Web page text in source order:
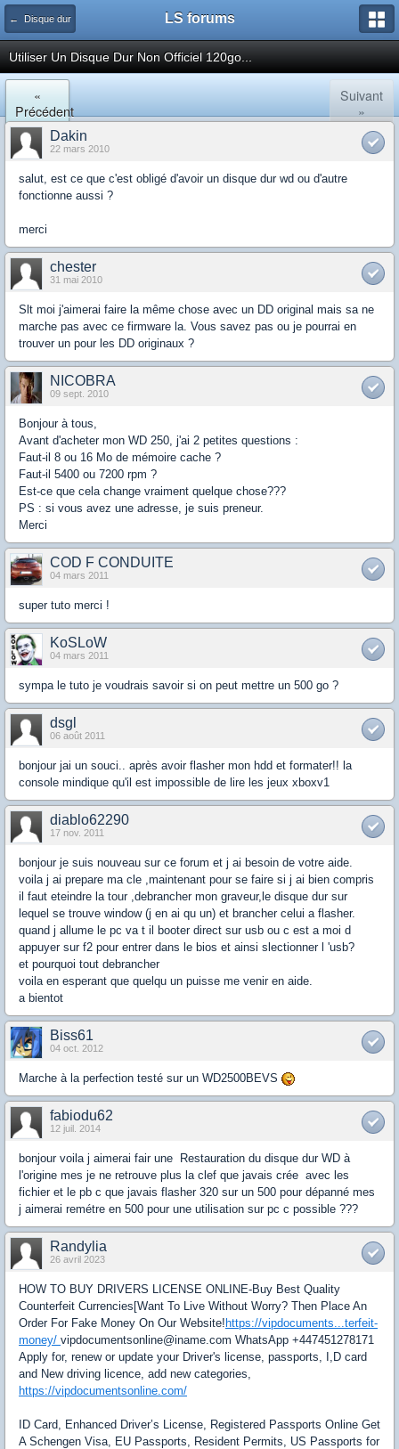
← Disque dur LS forums
Utiliser Un Disque Dur Non Officiel 120go...
«
Précédent
Suivant
»
Dakin
22 mars 2010
salut, est ce que c'est obligé d'avoir un disque dur wd ou d'autre
fonctionne aussi ?
merci
chester
31 mai 2010
Slt moi j'aimerai faire la même chose avec un DD original mais sa ne
marche pas avec ce firmware la. Vous savez pas ou je pourrai en
trouver un pour les DD originaux ?
NICOBRA
09 sept. 2010
Bonjour à tous,
Avant d'acheter mon WD 250, j'ai 2 petites questions :
Faut-il 8 ou 16 Mo de mémoire cache ?
Faut-il 5400 ou 7200 rpm ?
Est-ce que cela change vraiment quelque chose???
PS : si vous avez une adresse, je suis preneur.
Merci
COD F CONDUITE
04 mars 2011
super tuto merci !
KoSLoW
04 mars 2011
sympa le tuto je voudrais savoir si on peut mettre un 500 go ?
dsgl
06 août 2011
bonjour jai un souci.. après avoir flasher mon hdd et formater!! la
console mindique qu'il est impossible de lire les jeux xboxv1
diablo62290
17 nov. 2011
bonjour je suis nouveau sur ce forum et j ai besoin de votre aide.
voila j ai prepare ma cle ,maintenant pour se faire si j ai bien compris
il faut eteindre la tour ,debrancher mon graveur,le disque dur sur
lequel se trouve window (j en ai qu un) et brancher celui a flasher.
quand j allume le pc va t il booter direct sur usb ou c est a moi d
appuyer sur f2 pour entrer dans le bios et ainsi slectionner l 'usb?
et pourquoi tout debrancher
voila en esperant que quelqu un puisse me venir en aide.
a bientot
Biss61
04 oct. 2012
Marche à la perfection testé sur un WD2500BEVS
fabiodu62
12 juil. 2014
bonjour voila j aimerai fair une Restauration du disque dur WD à
l'origine mes je ne retrouve plus la clef que javais crée avec les
fichier et le pb c que javais flasher 320 sur un 500 pour dépanné mes
j aimerai remétre en 500 pour une utilisation sur pc c possible ???
Randylia
26 avril 2023
HOW TO BUY DRIVERS LICENSE ONLINE-Buy Best Quality
Counterfeit Currencies[Want To Live Without Worry? Then Place An
Order For Fake Money On Our Website! https://vipdocuments...terfeit-
money/ vipdocumentsonline@iname.com WhatsApp +447451278171
Apply for, renew or update your Driver's license, passports, I,D card
and New driving licence, add new categories,
https://vipdocumentsonline.com/
ID Card, Enhanced Driver’s License, Registered Passports Online Get
A Schengen Visa, EU Passports, Resident Permits, US Passports for